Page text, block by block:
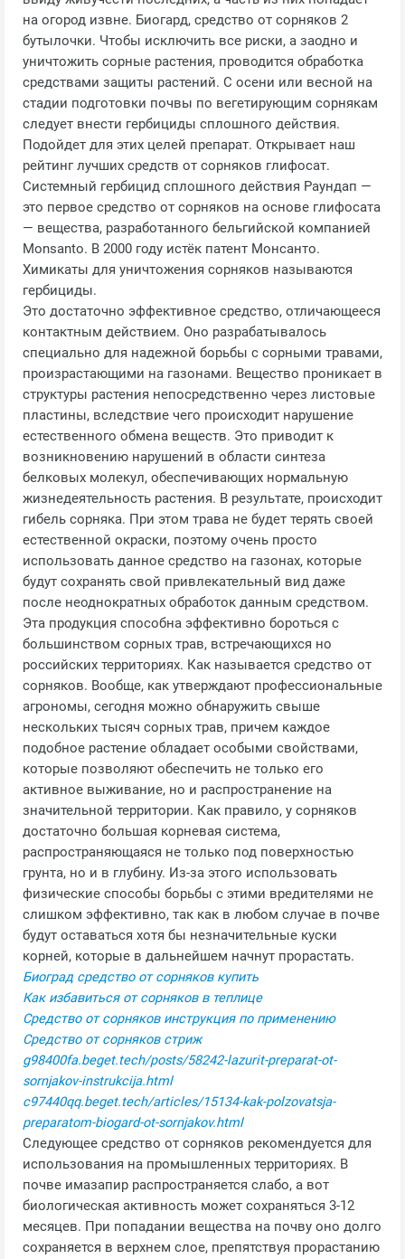
на огород извне. Биогард, средство от сорняков 2
бутылочки. Чтобы исключить все риски, а заодно и
уничтожить сорные растения, проводится обработка
средствами защиты растений. С осени или весной на
стадии подготовки почвы по вегетирующим сорнякам
следует внести гербициды сплошного действия.
Подойдет для этих целей препарат. Открывает наш
рейтинг лучших средств от сорняков глифосат.
Системный гербицид сплошного действия Раундап —
это первое средство от сорняков на основе глифосата
— вещества, разработанного бельгийской компанией
Monsanto. В 2000 году истёк патент Монсанто.
Химикаты для уничтожения сорняков называются
гербициды.
Это достаточно эффективное средство, отличающееся
контактным действием. Оно разрабатывалось
специально для надежной борьбы с сорными травами,
произрастающими на газонами. Вещество проникает в
структуры растения непосредственно через листовые
пластины, вследствие чего происходит нарушение
естественного обмена веществ. Это приводит к
возникновению нарушений в области синтеза
белковых молекул, обеспечивающих нормальную
жизнедеятельность растения. В результате, происходит
гибель сорняка. При этом трава не будет терять своей
естественной окраски, поэтому очень просто
использовать данное средство на газонах, которые
будут сохранять свой привлекательный вид даже
после неоднократных обработок данным средством.
Эта продукция способна эффективно бороться с
большинством сорных трав, встречающихся но
российских территориях. Как называется средство от
сорняков. Вообще, как утверждают профессиональные
агрономы, сегодня можно обнаружить свыше
нескольких тысяч сорных трав, причем каждое
подобное растение обладает особыми свойствами,
которые позволяют обеспечить не только его
активное выживание, но и распространение на
значительной территории. Как правило, у сорняков
достаточно большая корневая система,
распространяющаяся не только под поверхностью
грунта, но и в глубину. Из-за этого использовать
физические способы борьбы с этими вредителями не
слишком эффективно, так как в любом случае в почве
будут оставаться хотя бы незначительные куски
корней, которые в дальнейшем начнут прорастать.
Биоград средство от сорняков купить
Как избавиться от сорняков в теплице
Средство от сорняков инструкция по применению
Средство от сорняков стриж
g98400fa.beget.tech/posts/58242-lazurit-preparat-ot-
sornjakov-instrukcija.html
c97440qq.beget.tech/articles/15134-kak-polzovatsja-
preparatom-biogard-ot-sornjakov.html
Следующее средство от сорняков рекомендуется для
использования на промышленных территориях. В
почве имазапир распространяется слабо, а вот
биологическая активность может сохраняться 3-12
месяцев. При попадании вещества на почву оно долго
сохраняется в верхнем слое, препятствуя прорастанию